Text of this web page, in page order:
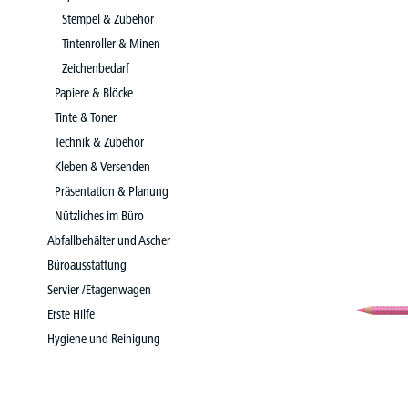
Stempel & Zubehör
Tintenroller & Minen
Zeichenbedarf
Papiere & Blöcke
Tinte & Toner
Technik & Zubehör
Kleben & Versenden
Präsentation & Planung
Nützliches im Büro
Abfallbehälter und Ascher
Büroausstattung
Servier-/Etagenwagen
Erste Hilfe
Hygiene und Reinigung